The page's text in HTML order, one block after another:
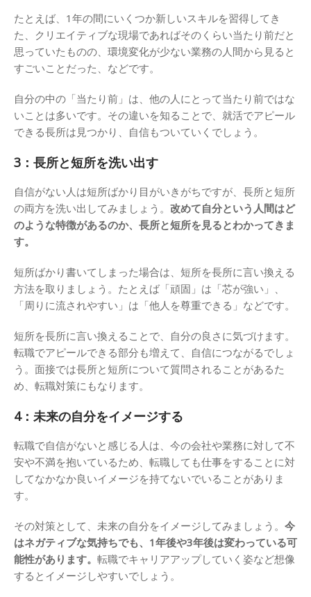
たとえば、1年の間にいくつか新しいスキルを習得してき
た、クリエイティブな現場であればそのくらい当たり前だと
思っていたものの、環境変化が少ない業務の人間から見ると
すごいことだった、などです。
自分の中の「当たり前」は、他の人にとって当たり前ではな
いことは多いです。その違いを知ることで、就活でアピール
できる長所は見つかり、自信もついていくでしょう。
3：長所と短所を洗い出す
自信がない人は短所ばかり目がいきがちですが、長所と短所
の両方を洗い出してみましょう。 改めて自分という人間はど
のような特徴があるのか、長所と短所を見るとわかってきま
す。
短所ばかり書いてしまった場合は、短所を長所に言い換える
方法を取りましょう。たとえば「頑固」は「芯が強い」、
「周りに流されやすい」は「他人を尊重できる」などです。
短所を長所に言い換えることで、自分の良さに気づけます。
転職でアピールできる部分も増えて、自信につながるでしょ
う。面接では長所と短所について質問されることがあるた
め、転職対策にもなります。
4：未来の自分をイメージする
転職で自信がないと感じる人は、今の会社や業務に対して不
安や不満を抱いているため、転職しても仕事をすることに対
してなかなか良いイメージを持てないでいることがありま
す。
その対策として、未来の自分をイメージしてみましょう。 今
はネガティブな気持ちでも、1年後や3年後は変わっている可
能性があります。 転職でキャリアアップしていく姿など想像
するとイメージしやすいでしょう。